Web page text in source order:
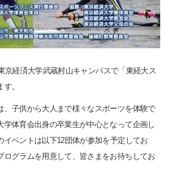
京経済大学武蔵村山キャンパスで「東経大ス
。
、子供から大人まで様々なスポーツを体験で
学体育会出身の卒業生が中心となって企画し
イベントは以下12団体が参加を予定してお
ログラムを用意して、皆さまをお待ちしてお